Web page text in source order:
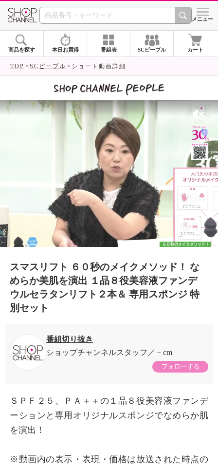
SHOP CHANNEL シメニュー
商品を探す 本日お買得 番組表 SCピープル カート
TOP SCピープル ショート動画詳細
× 商品紹介
スマスリフト ６０秒のメイクメソッド！ な
めらか美肌を演出 １品８役美容液ファンデ
ウルセラタンリフト２本＆ 専用スポンジ 特
別セット
番組切り抜き
ショップチャンネルスタッフ
－cm
フォローする
ＳＰＦ２５、ＰＡ＋＋の１品８役美容液ファンデ
ーションと専用オリジナルスポンジでなめらか肌
を演出！
※動画内の表示・表現・価格は放送された時点の